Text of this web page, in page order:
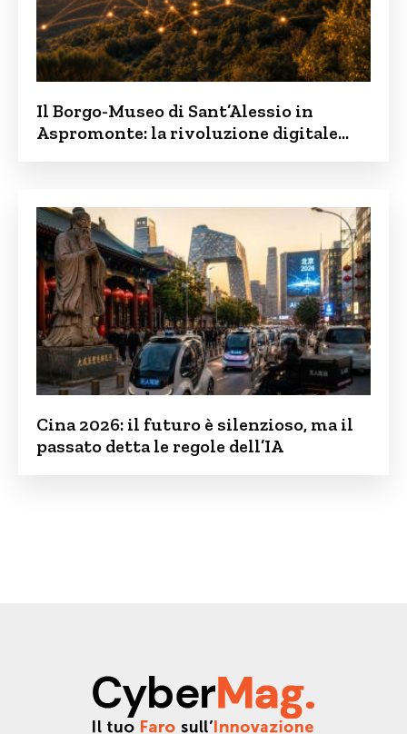
Il Borgo-Museo di Sant’Alessio in
Aspromonte: la rivoluzione digitale
Cina 2026: il futuro è silenzioso, ma il
passato detta le regole dell’IA